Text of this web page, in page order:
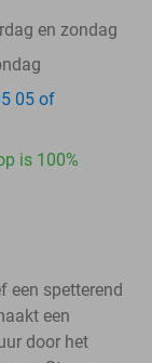
en zondag
05 of
is 100%
een spetterend
een
door het